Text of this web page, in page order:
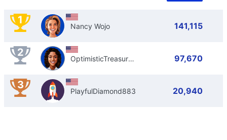
1 Nancy Wojo 141,115
2 OptimisticTreasure519 97,670
3 PlayfulDiamond883 20,940